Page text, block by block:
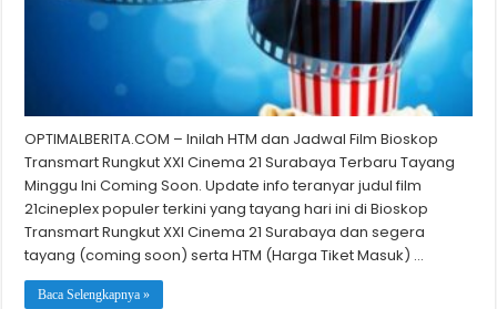
OPTIMALBERITA.COM – Inilah HTM dan Jadwal Film Bioskop
Transmart Rungkut XXI Cinema 21 Surabaya Terbaru Tayang
Minggu Ini Coming Soon. Update info teranyar judul film
21cineplex populer terkini yang tayang hari ini di Bioskop
Transmart Rungkut XXI Cinema 21 Surabaya dan segera
tayang (coming soon) serta HTM (Harga Tiket Masuk) …
Baca Selengkapnya »